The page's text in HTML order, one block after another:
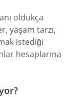
oldukça
yaşam tarzı,
istediği
hesaplarına